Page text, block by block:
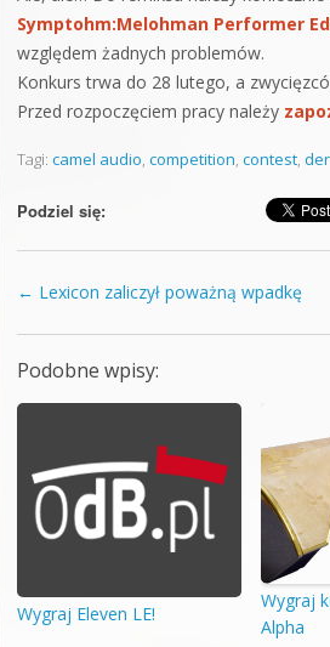
Symptohm:Melohman Performer
względem żadnych problemów.
Konkurs trwa do 28 lutego, a
Przed rozpoczęciem pracy należy
Tagi: camel audio, competition, contest,
Podziel się:
Zobacz wpisy
← Lexicon zaliczył poważną wpadkę
Podobne wpisy:
Wygraj Eleven LE!
Wygraj
Alpha